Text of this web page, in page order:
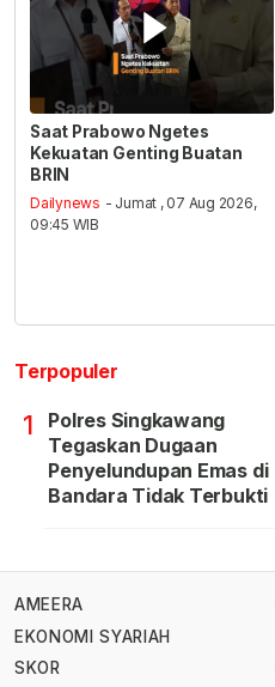
Saat Prabowo Ngetes
Kekuatan Genting Buatan
BRIN
Dailynews - Jumat , 07 Aug 2026,
09:45 WIB
Terpopuler
1
Polres Singkawang
Tegaskan Dugaan
Penyelundupan Emas di
Bandara Tidak Terbukti
AMEERA
EKONOMI SYARIAH
SKOR